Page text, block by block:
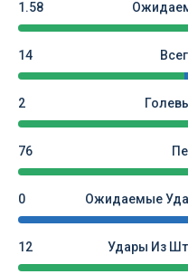
1.58
14
2
76
0 Ожидаемые
12 Удары Из